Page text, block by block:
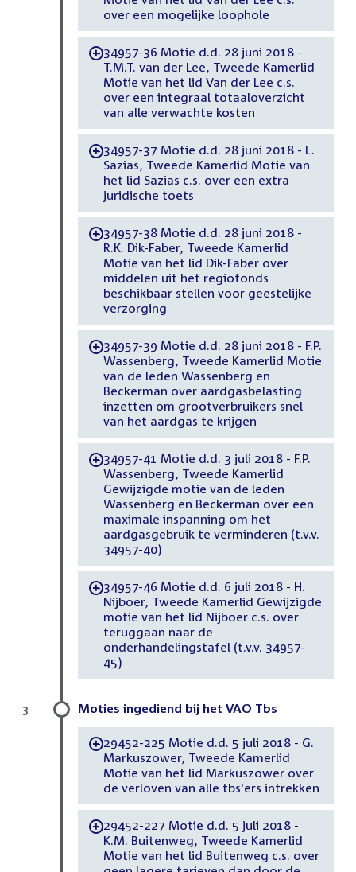
over een mogelijke loophole
-34957-36 Motie d.d. 28 juni 2018 -
T.M.T. van der Lee, Tweede Kamerlid
Motie van het lid Van der Lee c.s.
over een integraal totaaloverzicht
van alle verwachte kosten
-34957-37 Motie d.d. 28 juni 2018 - L.
Sazias, Tweede Kamerlid Motie van
het lid Sazias c.s. over een extra
juridische toets
-34957-38 Motie d.d. 28 juni 2018 -
R.K. Dik-Faber, Tweede Kamerlid
Motie van het lid Dik-Faber over
middelen uit het regiofonds
beschikbaar stellen voor geestelijke
verzorging
-34957-39 Motie d.d. 28 juni 2018 - F.P.
Wassenberg, Tweede Kamerlid Motie
van de leden Wassenberg en
Beckerman over aardgasbelasting
inzetten om grootverbruikers snel
van het aardgas te krijgen
-34957-41 Motie d.d. 3 juli 2018 - F.P.
Wassenberg, Tweede Kamerlid
Gewijzigde motie van de leden
Wassenberg en Beckerman over een
maximale inspanning om het
aardgasgebruik te verminderen (t.v.v.
34957-40)
-34957-46 Motie d.d. 6 juli 2018 - H.
Nijboer, Tweede Kamerlid Gewijzigde
motie van het lid Nijboer c.s. over
teruggaan naar de
onderhandelingstafel (t.v.v. 34957-
45)
Moties ingediend bij het VAO Tbs
-29452-225 Motie d.d. 5 juli 2018 - G.
Markuszower, Tweede Kamerlid
Motie van het lid Markuszower over
de verloven van alle tbs'ers intrekken
-29452-227 Motie d.d. 5 juli 2018 -
K.M. Buitenweg, Tweede Kamerlid
Motie van het lid Buitenweg c.s. over
3